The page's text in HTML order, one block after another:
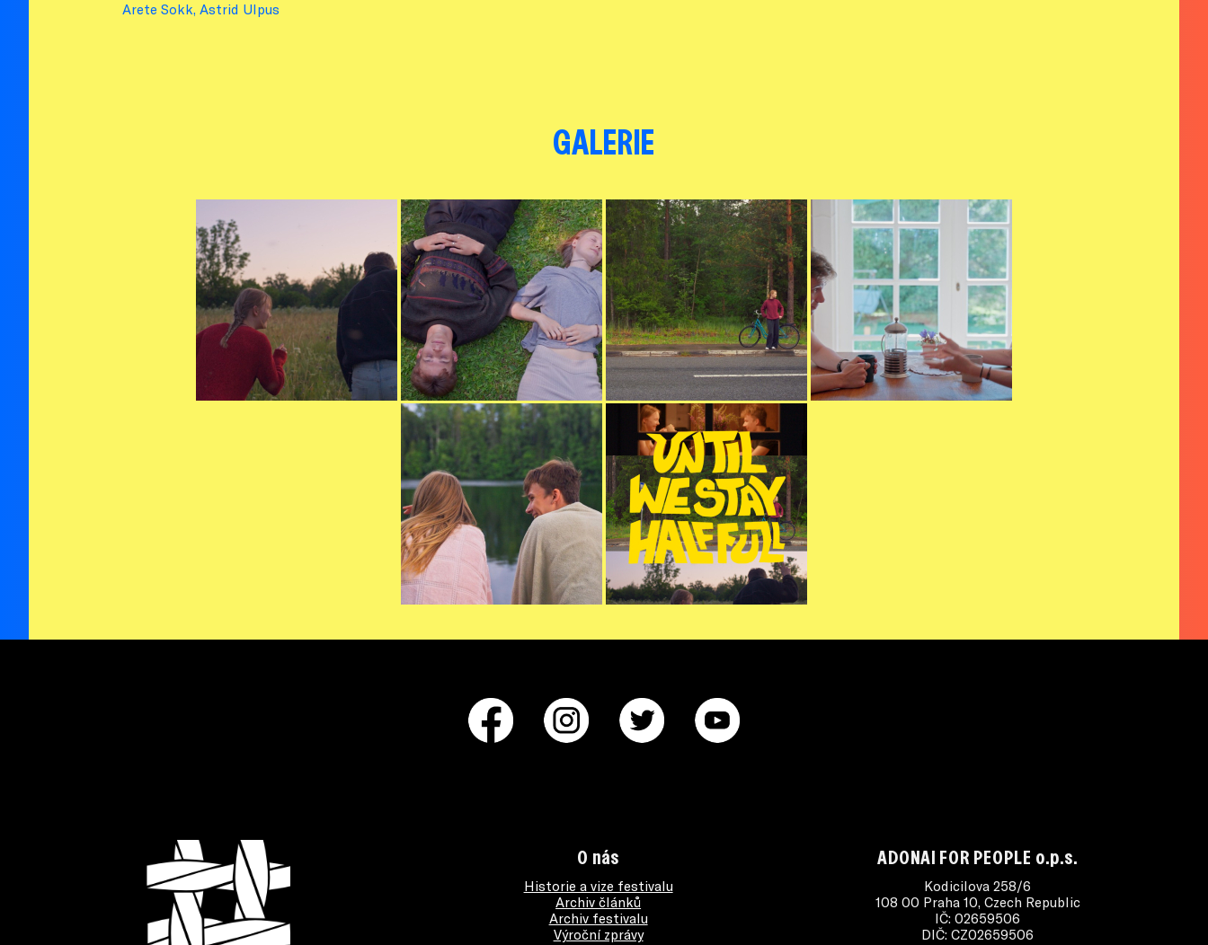
Arete Sokk, Astrid Ulpus
GALERIE
O nás
Historie a vize festivalu
Archiv článků
Archiv festivalu
Výroční zprávy
ADONAI FOR PEOPLE o.p.s.
Kodicilova 258/6
108 00 Praha 10, Czech Republic
IČ: 02659506
DIČ: CZ02659506